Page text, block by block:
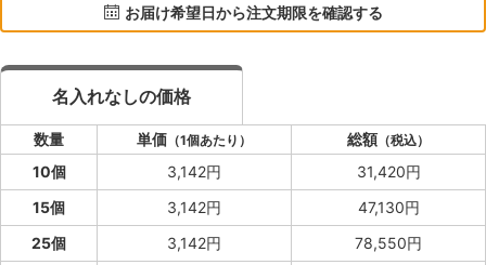
お届け希望日から注文期限を確認する
名入れなしの価格
数量 単価 （1個あたり） 総額 （税込）
10個 3,142円
31,420円
15個
3,142円
47,130円
25個
3,142円
78,550円